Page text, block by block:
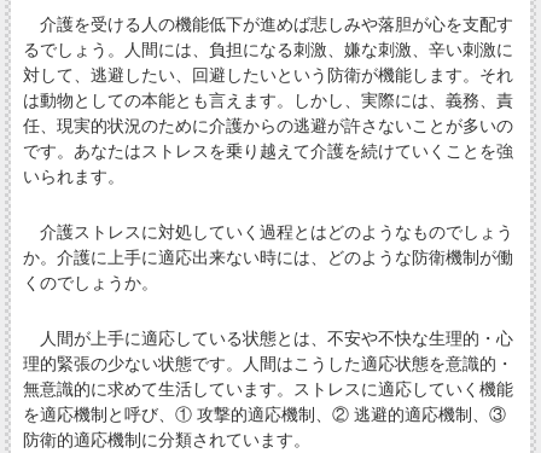
介護を受ける人の機能低下が進めば悲しみや落胆が心を支配す
るでしょう。人間には、負担になる刺激、嫌な刺激、辛い刺激に
対して、逃避したい、回避したいという防衛が機能します。それ
は動物としての本能とも言えます。しかし、実際には、義務、責
任、現実的状況のために介護からの逃避が許さないことが多いの
です。あなたはストレスを乗り越えて介護を続けていくことを強
いられます。
介護ストレスに対処していく過程とはどのようなものでしょう
か。介護に上手に適応出来ない時には、どのような防衛機制が働
くのでしょうか。
人間が上手に適応している状態とは、不安や不快な生理的・心
理的緊張の少ない状態です。人間はこうした適応状態を意識的・
無意識的に求めて生活しています。ストレスに適応していく機能
を適応機制と呼び、① 攻撃的適応機制、② 逃避的適応機制、③
防衛的適応機制に分類されています。